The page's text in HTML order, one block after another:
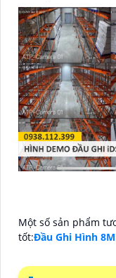
Một số sản phẩm
tốt:Đầu Ghi Hình